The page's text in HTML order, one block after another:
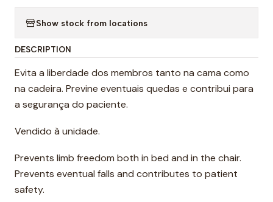
Show stock from locations
DESCRIPTION
Evita a liberdade dos membros tanto na cama como
na cadeira. Previne eventuais quedas e contribui para
a segurança do paciente.
Vendido à unidade.
Prevents limb freedom both in bed and in the chair.
Prevents eventual falls and contributes to patient
safety.